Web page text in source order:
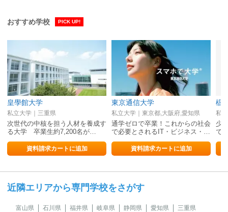
おすすめ学校 PICK UP!
皇學館大学
私立大学｜三重県
次世代の中核を担う人材を養成す
る大学 卒業生約7,200名が…
資料請求カートに追加
東京通信大学
私立大学｜東京都,大阪府,愛知県
通学ゼロで卒業！これからの社会
で必要とされるIT・ビジネス・…
資料請求カートに追加
椙
私
少
で
近隣エリアから専門学校をさがす
富山県 石川県 福井県 岐阜県 静岡県 愛知県 三重県